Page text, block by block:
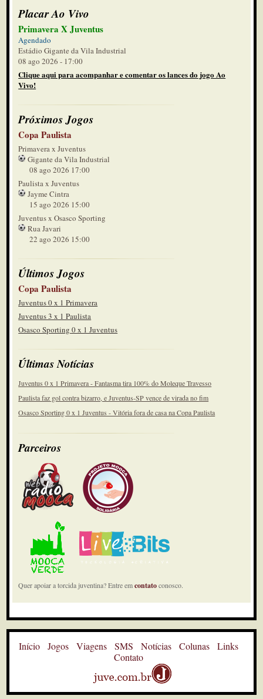
Placar Ao Vivo
Primavera X Juventus
Agendado
Estádio Gigante da Vila Industrial
08 ago 2026 - 17:00
Clique aqui para acompanhar e comentar os lances do jogo Ao
Vivo!
Próximos Jogos
Copa Paulista
Primavera x Juventus
Gigante da Vila Industrial
08 ago 2026 17:00
Paulista x Juventus
Jayme Cintra
15 ago 2026 15:00
Juventus x Osasco Sporting
Rua Javari
22 ago 2026 15:00
Últimos Jogos
Copa Paulista
Juventus 0 x 1 Primavera
Juventus 3 x 1 Paulista
Osasco Sporting 0 x 1 Juventus
Últimas Notícias
Juventus 0 x 1 Primavera - Fantasma tira 100% do Moleque Travesso
Paulista faz gol contra bizarro, e Juventus-SP vence de virada no fim
Osasco Sporting 0 x 1 Juventus - Vitória fora de casa na Copa Paulista
Parceiros
Quer apoiar a torcida juventina? Entre emcontatoconosco.
Início Jogos Viagens SMS Notícias Colunas
Links
Contato